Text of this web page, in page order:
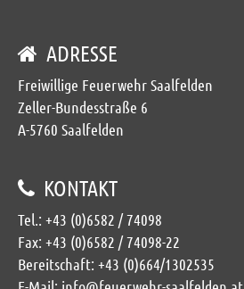
ADRESSE
Freiwillige Feuerwehr Saalfelden
Zeller-Bundesstraße 6
A-5760 Saalfelden
KONTAKT
Tel.: +43 (0)6582 / 74098
Fax: +43 (0)6582 / 74098-22
Bereitschaft: +43 (0)664/1302535